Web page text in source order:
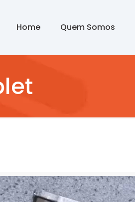
Home Quem Somos